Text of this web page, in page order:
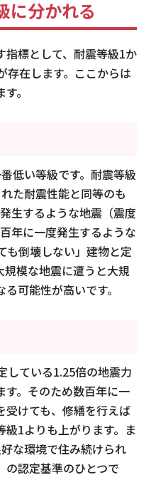
に分かれる
指標として、耐震等級1か
存在します。ここからは
。
低い等級です。耐震等級
た耐震性能と同等のも
生するような地震（震度
年に一度発生するような
も倒壊しない」建物と定
模な地震に遭うと大規
可能性が高いです。
している1.25倍の地震力
す。そのため数百年に一
受けても、修繕を行えば
1よりも上がります。ま
な環境で住み続けられ
の認定基準のひとつで